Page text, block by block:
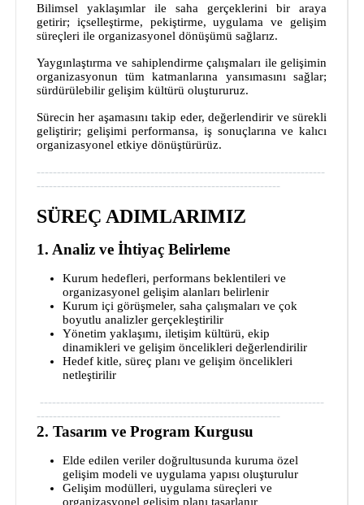
Bilimsel yaklaşımlar ile saha gerçeklerini bir araya
getirir; içselleştirme, pekiştirme, uygulama ve gelişim
süreçleri ile organizasyonel dönüşümü sağlarız.
Yaygınlaştırma ve sahiplendirme çalışmaları ile gelişimin
organizasyonun tüm katmanlarına yansımasını sağlar;
sürdürülebilir gelişim kültürü oluştururuz.
Sürecin her aşamasını takip eder, değerlendirir ve sürekli
geliştirir; gelişimi performansa, iş sonuçlarına ve kalıcı
organizasyonel etkiye dönüştürürüz.
-----------------------------------------------------------------------
------------------------------------------------------------
SÜREÇ ADIMLARIMIZ
1. Analiz ve İhtiyaç Belirleme
Kurum hedefleri, performans beklentileri ve
organizasyonel gelişim alanları belirlenir
Kurum içi görüşmeler, saha çalışmaları ve çok
boyutlu analizler gerçekleştirilir
Yönetim yaklaşımı, iletişim kültürü, ekip
dinamikleri ve gelişim öncelikleri değerlendirilir
Hedef kitle, süreç planı ve gelişim öncelikleri
netleştirilir
----------------------------------------------------------------------
------------------------------------------------------------
2. Tasarım ve Program Kurgusu
Elde edilen veriler doğrultusunda kuruma özel
gelişim modeli ve uygulama yapısı oluşturulur
Gelişim modülleri, uygulama süreçleri ve
organizasyonel gelişim planı tasarlanır